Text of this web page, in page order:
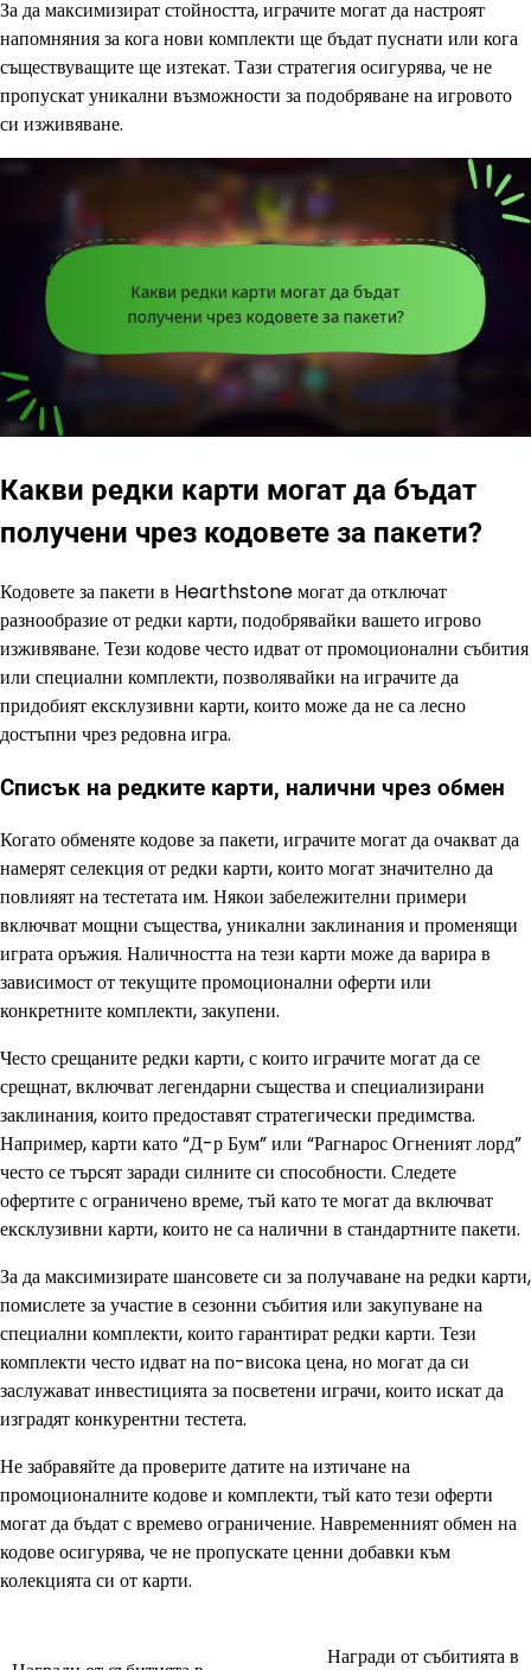
За да максимизират стойността, играчите могат да настроят
напомняния за кога нови комплекти ще бъдат пуснати или кога
съществуващите ще изтекат. Тази стратегия осигурява, че не
пропускат уникални възможности за подобряване на игровото
си изживяване.
Какви редки карти могат да бъдат
получени чрез кодовете за пакети?
Кодовете за пакети в Hearthstone могат да отключат
разнообразие от редки карти, подобрявайки вашето игрово
изживяване. Тези кодове често идват от промоционални събития
или специални комплекти, позволявайки на играчите да
придобият ексклузивни карти, които може да не са лесно
достъпни чрез редовна игра.
Списък на редките карти, налични чрез обмен
Когато обменяте кодове за пакети, играчите могат да очакват да
намерят селекция от редки карти, които могат значително да
повлияят на тестетата им. Някои забележителни примери
включват мощни същества, уникални заклинания и променящи
играта оръжия. Наличността на тези карти може да варира в
зависимост от текущите промоционални оферти или
конкретните комплекти, закупени.
Често срещаните редки карти, с които играчите могат да се
срещнат, включват легендарни същества и специализирани
заклинания, които предоставят стратегически предимства.
Например, карти като “Д-р Бум” или “Рагнарос Огненият лорд”
често се търсят заради силните си способности. Следете
офертите с ограничено време, тъй като те могат да включват
ексклузивни карти, които не са налични в стандартните пакети.
За да максимизирате шансовете си за получаване на редки карти,
помислете за участие в сезонни събития или закупуване на
специални комплекти, които гарантират редки карти. Тези
комплекти често идват на по-висока цена, но могат да си
заслужават инвестицията за посветени играчи, които искат да
изградят конкурентни тестета.
Не забравяйте да проверите датите на изтичане на
промоционалните кодове и комплекти, тъй като тези оферти
могат да бъдат с времево ограничение. Навременният обмен на
кодове осигурява, че не пропускате ценни добавки към
колекцията си от карти.
Награди от събитията в